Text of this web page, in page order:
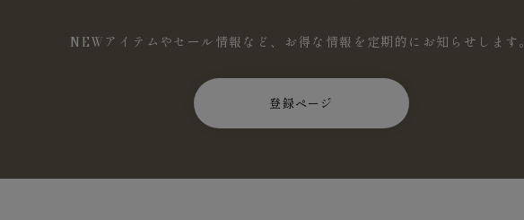
NEWアイテムやセール情報など、お得な情報を定期的にお知らせします。
登録ページ